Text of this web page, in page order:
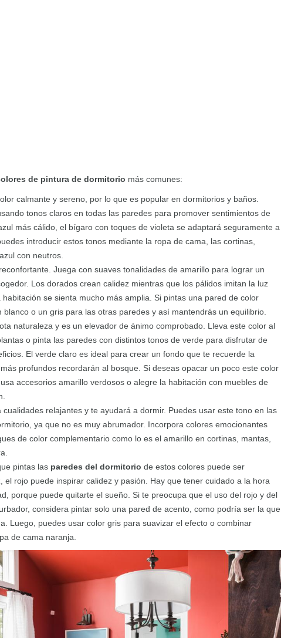
de pintura de dormitorio más comunes:
calmante y sereno, por lo que es popular en dormitorios y baños.
tonos claros en todas las paredes para promover sentimientos de
más cálido, el bígaro con toques de violeta se adaptará seguramente a
introducir estos tonos mediante la ropa de cama, las cortinas,
con neutros.
Juega con suaves tonalidades de amarillo para lograr un
Los dorados crean calidez mientras que los pálidos imitan la luz
se sienta mucho más amplia. Si pintas una pared de color
blanco o un gris para las otras paredes y así mantendrás un equilibrio.
naturaleza y es un elevador de ánimo comprobado. Lleva este color al
o pinta las paredes con distintos tonos de verde para disfrutar de
El verde claro es ideal para crear un fondo que te recuerde la
profundos recordarán al bosque. Si deseas opacar un poco este color
accesorios amarillo verdosos o alegre la habitación con muebles de
cualidades relajantes y te ayudará a dormir. Puedes usar este tono en las
ya que no es muy abrumador. Incorpora colores emocionantes
de color complementario como lo es el amarillo en cortinas, mantas,
pintas las paredes del dormitorio de estos colores puede ser
el rojo puede inspirar calidez y pasión. Hay que tener cuidado a la hora
porque puede quitarte el sueño. Si te preocupa que el uso del rojo y del
considera pintar solo una pared de acento, como podría ser la que
Luego, puedes usar color gris para suavizar el efecto o combinar
de cama naranja.